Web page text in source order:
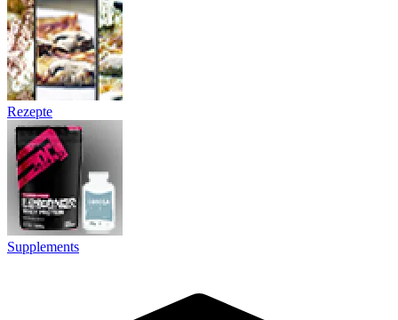
Rezepte
Supplements